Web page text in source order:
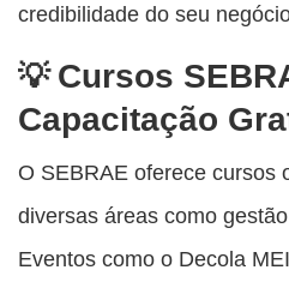
credibilidade do seu
Cursos
Capacitação
O SEBRAE oferece cursos
diversas áreas como
Eventos como o Decola